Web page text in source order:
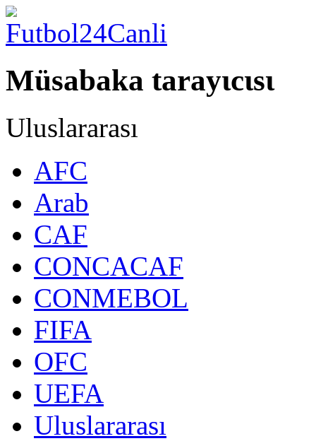
Müsabaka tarayιcιsι
Uluslararası
AFC
Arab
CAF
CONCACAF
CONMEBOL
FIFA
OFC
UEFA
Uluslararası